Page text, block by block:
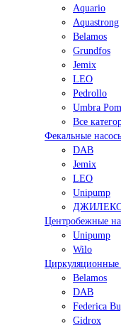
Aquario
Aquastrong
Belamos
Grundfos
Jemix
LEO
Pedrollo
Umbra
Все
Фекальные
DAB
Jemix
LEO
Unipump
Центробежные
Unipump
Wilo
Циркуляционные
Belamos
DAB
Federica
Gidrox